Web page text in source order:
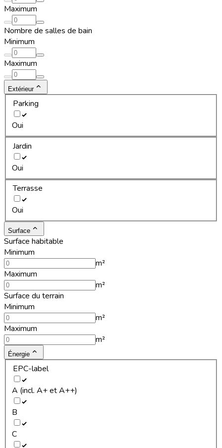
Maximum
Nombre de salles de bain
Minimum
Maximum
Extérieur
Parking
Oui
Jardin
Oui
Terrasse
Oui
Surface
Surface habitable
Minimum
m²
Maximum
m²
Surface du terrain
Minimum
m²
Maximum
m²
Énergie
EPC-label
A (incl. A+ et A++)
B
C